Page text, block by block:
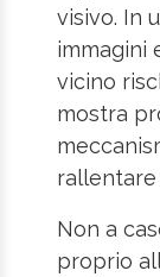
visivo. In
immagini
vicino
mostra
rallentare
Non a
proprio